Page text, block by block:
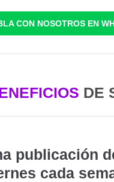
CON NOSOTROS EN
DE
publicación
cada